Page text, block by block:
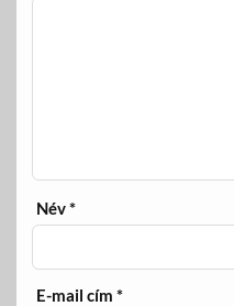
Név*
E-mail cím*